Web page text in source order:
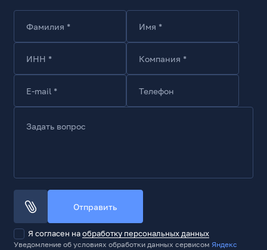
1
Максимальная скорость передачи данных
1 Гбит/с
Материал проводника
медь
Количество пар
Категория
Cat.5e
Конструкция проводника
многожильные провода
Фамилия * Имя *
ИНН * Компания *
E-mail * Телефон
Задать вопрос
Отправить
Я согласен наобработку персональных данных
Уведомление об условиях обработки данных сервисомЯндекс